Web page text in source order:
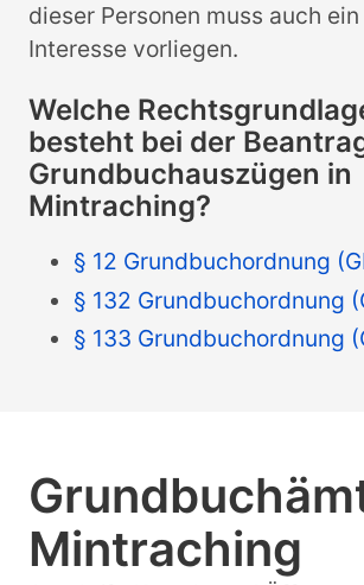
dieser Personen muss auch
Interesse vorliegen.
Welche
besteht bei der
Grundbuchauszügen in
Mintraching?
§ 12 Grundbuchordnung
§ 132 Grundbuchordnung
§ 133 Grundbuchordnung
Mintraching